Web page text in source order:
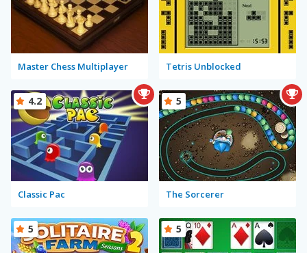
Master Chess Multiplayer Tetris Unblocked
Classic Pac
4.2
The Sorcerer
5
5 5